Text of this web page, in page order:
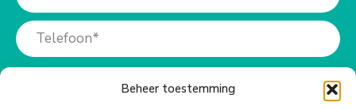
Beheer toestemming